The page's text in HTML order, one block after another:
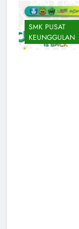
SMK PUSAT
KEUNGGULAN